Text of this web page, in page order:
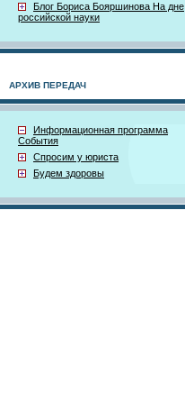
Блог Бориса Бояршинова На дне
российской науки
АРХИВ ПЕРЕДАЧ
Информационная программа
События
Спросим у юриста
Будем здоровы